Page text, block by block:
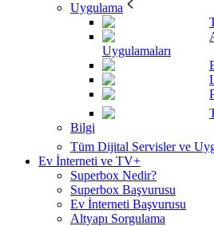
Uygulama
Uygulamaları
Bilgi
Tüm Dijital Servisler ve
Ev İnterneti ve TV+
Superbox Nedir?
Superbox Başvurusu
Ev İnterneti Başvurusu
Altyapı Sorgulama